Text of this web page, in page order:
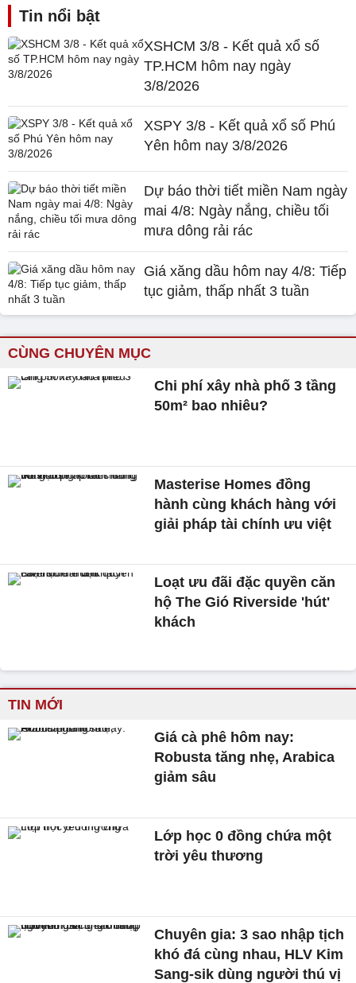
Tin nổi bật
XSHCM 3/8 - Kết quả xổ số
TP.HCM hôm nay ngày
3/8/2026
XSPY 3/8 - Kết quả xổ số Phú
Yên hôm nay 3/8/2026
Dự báo thời tiết miền Nam ngày
mai 4/8: Ngày nắng, chiều tối
mưa dông rải rác
Giá xăng dầu hôm nay 4/8: Tiếp
tục giảm, thấp nhất 3 tuần
CÙNG CHUYÊN MỤC
Chi phí xây nhà phố 3 tầng
50m² bao nhiêu?
Masterise Homes đồng
hành cùng khách hàng với
giải pháp tài chính ưu việt
Loạt ưu đãi đặc quyền căn
hộ The Gió Riverside 'hút'
khách
TIN MỚI
Giá cà phê hôm nay:
Robusta tăng nhẹ, Arabica
giảm sâu
Lớp học 0 đồng chứa một
trời yêu thương
Chuyên gia: 3 sao nhập tịch
khó đá cùng nhau, HLV Kim
Sang-sik dùng người thú vị